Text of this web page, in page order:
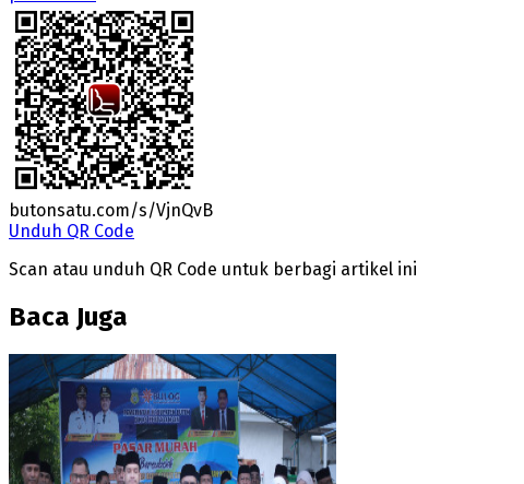
butonsatu.com/s/VjnQvB
Unduh QR Code
Scan atau unduh QR Code untuk berbagi artikel ini
Baca Juga